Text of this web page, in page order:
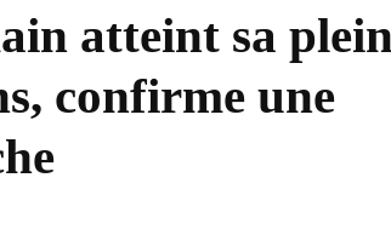
atteint sa
confirme une